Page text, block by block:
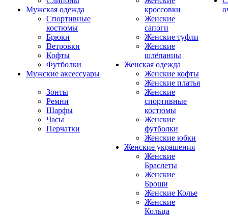
Мужская одежда
Спортивные
костюмы
Брюки
Ветровки
Кофты
Футболки
Мужские аксессуары
Зонты
Ремни
Шарфы
Часы
Перчатки
кроссовки
Женские
сапоги
Женские туфли
Женские
шлёпанцы
Женская одежда
Женские кофты
Женские платья
Женские
спортивные
костюмы
Женские
футболки
Женские юбки
Женские украшения
Женские
Браслеты
Женские
Броши
Женские Колье
Женские
Кольца